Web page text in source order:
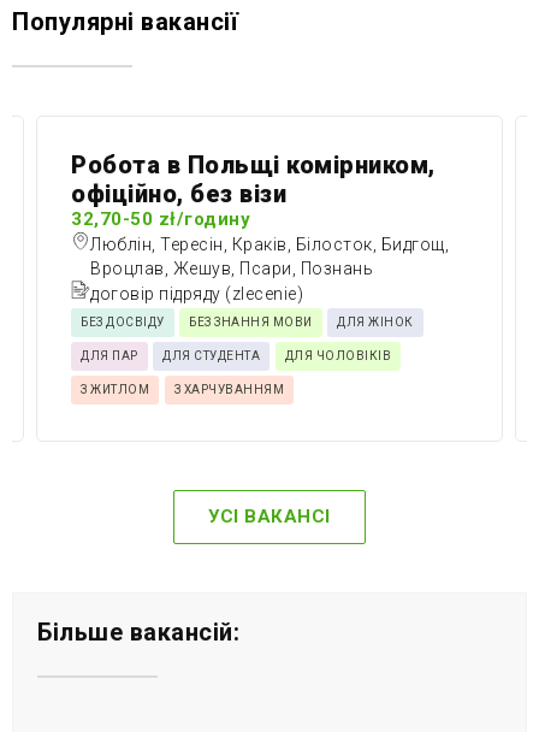
Популярні вакансії
Робота в Польщі комірником,
офіційно, без візи
32,70-50 zł/годину
Люблін, Тересін, Краків, Білосток, Бидгощ,
Вроцлав, Жешув, Псари, Познань
договір підряду (zlecenie)
БЕЗ ДОСВІДУ БЕЗ ЗНАННЯ МОВИ ДЛЯ ЖІНОК
ДЛЯ ПАР ДЛЯ СТУДЕНТА ДЛЯ ЧОЛОВІКІВ
З ЖИТЛОМ З ХАРЧУВАННЯМ
УСІ ВАКАНСІ
Більше вакансій: